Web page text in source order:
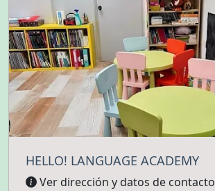
HELLO! LANGUAGE ACADEMY
Ver dirección y datos de contacto